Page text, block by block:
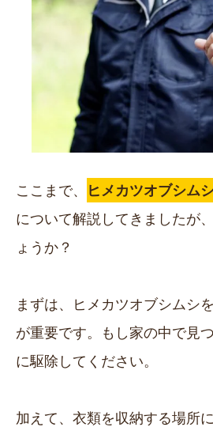
ここまで、
ヒメカツオブシム
について解説してきましたが
ょうか？
まずは、ヒメカツオブシムシを
が重要です。もし家の中で見
に駆除してください。
加えて、衣類を収納する場所に